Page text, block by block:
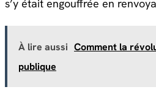
s’y était engouffrée en
À lire aussi Comment la
publique